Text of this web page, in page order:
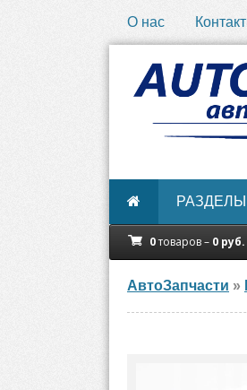
О нас
РАЗДЕЛЫ
0товаров – 0 руб.
АвтоЗапчасти »